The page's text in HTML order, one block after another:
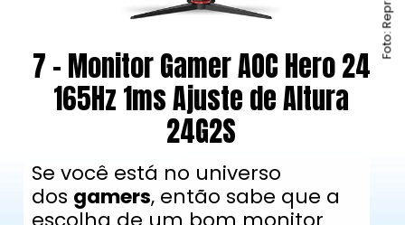
7 - Monitor Gamer AOC Hero 24
165Hz 1ms Ajuste de Altura
24G2S
Se você está no universo
dos gamers, então sabe que a